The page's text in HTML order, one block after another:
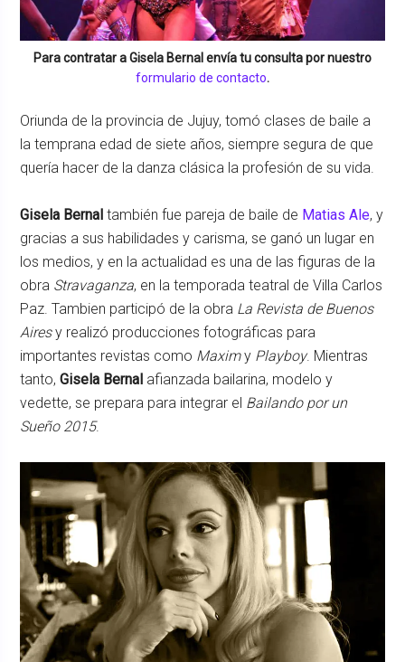
Para contratar aGisela Bernal envía tu consulta por nuestro
formulario de contacto.
Oriunda de la provincia de Jujuy, tomó clases de baile a
la temprana edad de siete años, siempre segura de que
quería hacer de la danza clásica la profesión de su vida.
Gisela Bernal también fue pareja de baile de Matias Ale, y
gracias a sus habilidades y carisma, se ganó un lugar en
los medios, y en la actualidad es una de las figuras de la
obra Stravaganza, en la temporada teatral de Villa Carlos
Paz. Tambien participó de la obra La Revista de Buenos
Airesy realizó producciones fotográficas para
importantes revistas como Maximy Playboy. Mientras
tanto,Gisela Bernal afianzada bailarina, modelo y
vedette, se prepara para integrar el Bailando por un
Sueño 2015.